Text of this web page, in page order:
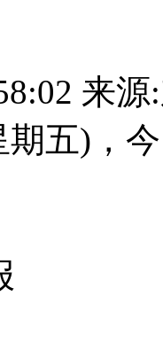
来源
五)，今